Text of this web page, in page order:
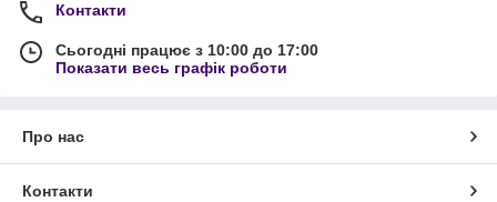
Контакти
Сьогодні працює з 10:00 до 17:00
Показати весь графік роботи
Про нас
Контакти